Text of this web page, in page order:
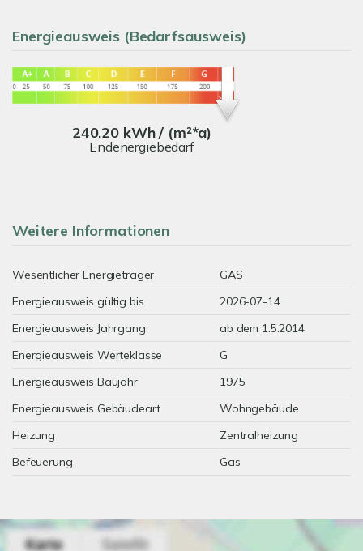
Energieausweis (Bedarfsausweis)
240,20 kWh / (m²*a)
Endenergiebedarf
Weitere Informationen
Wesentlicher Energieträger
GAS
Energieausweis gültig bis
2026-07-14
Energieausweis Jahrgang
ab dem 1.5.2014
Energieausweis Werteklasse
G
Energieausweis Baujahr
1975
Energieausweis Gebäudeart
Wohngebäude
Heizung
Zentralheizung
Befeuerung
Gas